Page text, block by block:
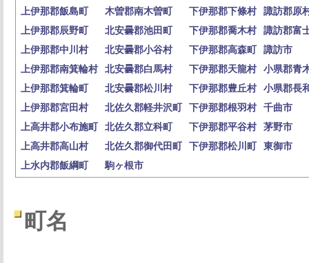
上伊那郡飯島町
木曽郡南木曽町 下伊那郡下條村
諏訪郡原
上伊那郡辰野町
北安曇郡池田町 下伊那郡喬木村
諏訪郡富
上伊那郡中川村
北安曇郡小谷村 下伊那郡高森町
諏訪市
上伊那郡南箕輪村
北安曇郡白馬村 下伊那郡天龍村
小県郡青
上伊那郡箕輪町
北安曇郡松川村 下伊那郡豊丘村
小県郡長
上伊那郡宮田村
北佐久郡軽井沢町 下伊那郡根羽村
千曲市
上高井郡小布施町
北佐久郡立科町 下伊那郡平谷村
茅野市
上高井郡高山村
北佐久郡御代田町 下伊那郡松川町
東御市
上水内郡飯綱町
駒ヶ根市
町名